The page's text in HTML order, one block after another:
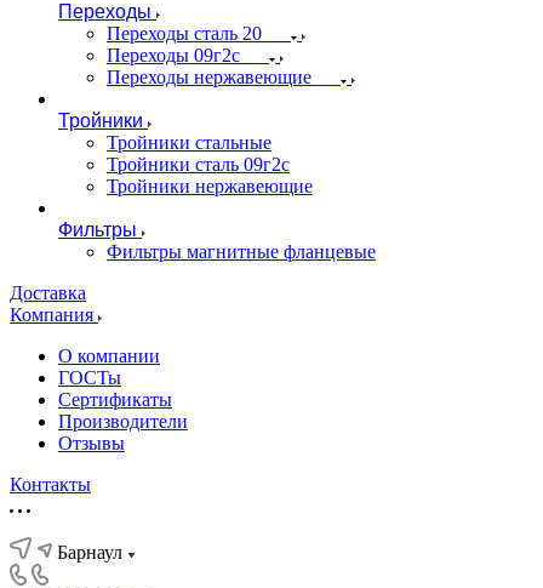
Переходы
Переходы сталь 20
Переходы 09г2с
Переходы нержавеющие
Тройники
Тройники стальные
Тройники сталь 09г2с
Тройники нержавеющие
Фильтры
Фильтры магнитные фланцевые
Доставка
Компания
О компании
ГОСТы
Сертификаты
Производители
Отзывы
Контакты
Барнаул